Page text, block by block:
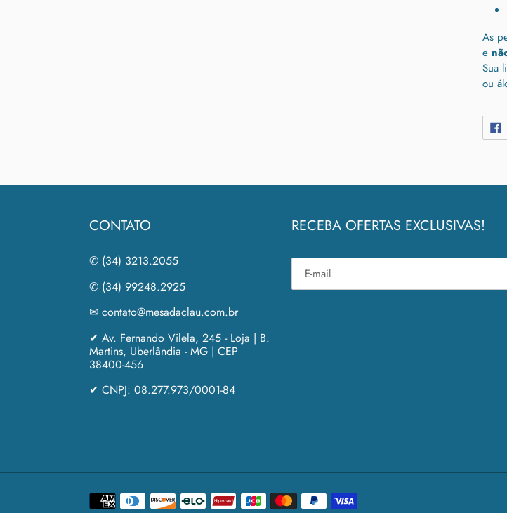
As
e
Sua
ou
CONTATO
✆ (34) 3213.2055
✆ (34) 99248.2925
✉ contato@mesadaclau.com.br
✔ Av. Fernando Vilela, 245 - Loja | B.
Martins, Uberlândia - MG | CEP
38400-456
✔ CNPJ: 08.277.973/0001-84
RECEBA OFERTAS EXCLUSIVAS!
Formas